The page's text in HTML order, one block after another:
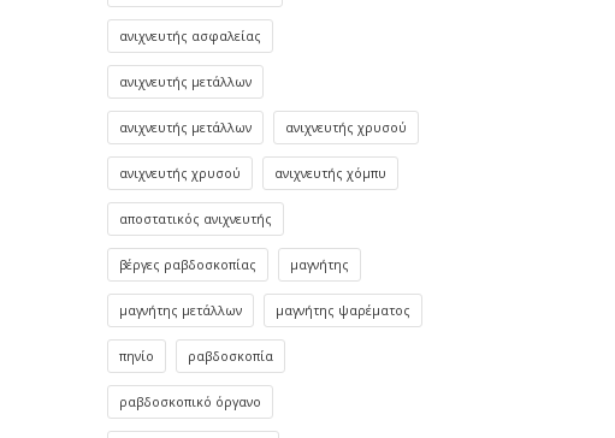
ανιχνευτής ασφαλείας
ανιχνευτής μετάλλων
ανιχνευτής μετάλλων ανιχνευτής χρυσού
ανιχνευτής χρυσού ανιχνευτής χόμπυ
αποστατικός ανιχνευτής
βέργες ραβδοσκοπίας μαγνήτης
μαγνήτης μετάλλων μαγνήτης ψαρέματος
πηνίο ραβδοσκοπία
ραβδοσκοπικό όργανο